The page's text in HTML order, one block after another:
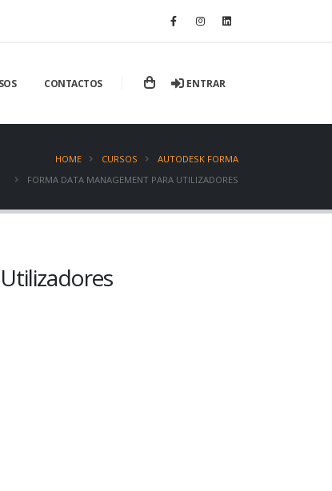
CONTACTOS ENTRAR
HOME CURSOS
AUTODESK FORMA
FORMA DATA MANAGEMENT PARA UTILIZADORES